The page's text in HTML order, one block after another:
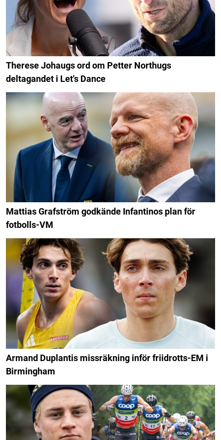
Therese Johaugs ord om Petter Northugs
deltagandet i Let's Dance
Mattias Grafström godkände Infantinos plan för
fotbolls-VM
Armand Duplantis missräkning inför friidrotts-EM i
Birmingham